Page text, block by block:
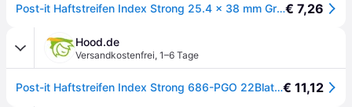
Post-it Haftstreifen Index Strong 25.4 x 38 mm Grundfarben 3 x 22 Streifen€ 7,26
Hood.de
Versandkostenfrei, 1–6 Tage
Post-it Haftstreifen Index Strong 686-PGO 22Blatt sortiert 3 St./Pack€ 11,12